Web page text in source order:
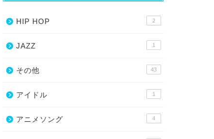
HIP HOP 2
JAZZ 1
その他 43
アイドル 1
アニメソング 4